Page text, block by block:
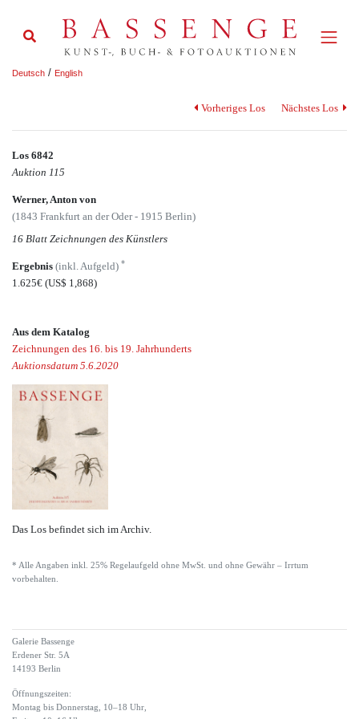
Deutsch / English
Vorheriges Los Nächstes Los
Los 6842
Auktion 115
Werner, Anton von
(1843 Frankfurt an der Oder - 1915 Berlin)
16 Blatt Zeichnungen des Künstlers
Ergebnis (inkl. Aufgeld) *
1.625€ (US$ 1,868)
Aus dem Katalog
Zeichnungen des 16. bis 19. Jahrhunderts
Auktionsdatum 5.6.2020
Das Los befindet sich im Archiv.
* Alle Angaben inkl. 25% Regelaufgeld ohne MwSt. und ohne Gewähr – Irrtum
vorbehalten.
Galerie Bassenge
Erdener Str. 5A
14193 Berlin
Öffnungszeiten:
Montag bis Donnerstag, 10–18 Uhr,